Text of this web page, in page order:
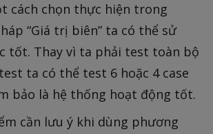
cách chọn thực hiện trong
“Giá trị biên” ta có thể sử
tốt. Thay vì ta phải test toàn bộ
ta có thể test 6 hoặc 4 case
bảo là hệ thống hoạt động tốt.
cần lưu ý khi dùng phương